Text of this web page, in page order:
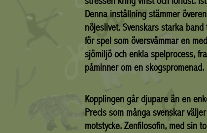
Denna inställning stämmer
nöjeslivet. Svenskars starka
för spel som översvämmar en
sjömiljö och enkla spelprocess,
påminner om en
Kopplingen går djupare än en
Precis som många svenskar
motstycke. Zenfilosofin, med sin